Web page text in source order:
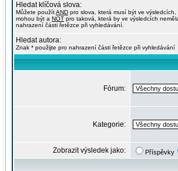
Hledat klíčová slova:
Můžete použítAND pro slova, která musí být ve výsledcích,
mohou být a NOT pro taková, která by ve výsledcích
nahrazení části řetězce při vyhledávání.
Hledat autora:
Znak * použijte pro nahrazení části řetězce při vyhledávání
Fórum:
Kategorie:
Zobrazit výsledek jako: Příspěvky